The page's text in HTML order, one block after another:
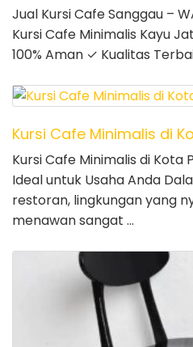
Jual Kursi Cafe Sanggau –
Kursi Cafe Minimalis Kayu
100% Aman ✓ Kualitas
Kursi Cafe Minimalis di
Kursi Cafe Minimalis di Kota
Ideal untuk Usaha Anda
restoran, lingkungan yang
menawan sangat …